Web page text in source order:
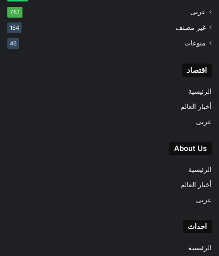
عربى 781
غير مصنف 164
منوعات 46
اقتصاد
الرئيسية
أخبار العالم
عربى
About Us
الرئيسية
أخبار العالم
عربى
احداث
الرئيسية